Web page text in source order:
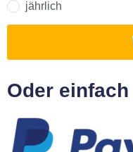
jährlich
Oder